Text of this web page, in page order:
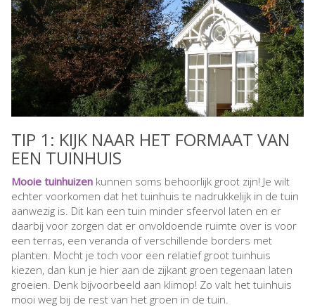
TIP 1: KIJK NAAR HET FORMAAT VAN
EEN TUINHUIS
Mooie tuinhuizen kunnen soms behoorlijk groot zijn! Je wilt
echter voorkomen dat het tuinhuis te nadrukkelijk in de tuin
aanwezig is. Dit kan een tuin minder sfeervol laten en er
daarbij voor zorgen dat er onvoldoende ruimte over is voor
een terras, een veranda of verschillende borders met
planten. Mocht je toch voor een relatief groot tuinhuis
kiezen, dan kun je hier aan de zijkant groen tegenaan laten
groeien. Denk bijvoorbeeld aan klimop! Zo valt het tuinhuis
mooi weg bij de rest van het groen in de tuin.